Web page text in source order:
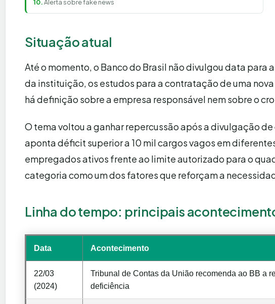
Alerta sobre fake news
Situação atual
Até o momento, o Banco do Brasil não divulgou data
da instituição, os estudos para a contratação de uma
há definição sobre a empresa responsável nem sobre o
O tema voltou a ganhar repercussão após a divulgação
aponta déficit superior a 10 mil cargos vagos em
empregados ativos frente ao limite autorizado para o
categoria como um dos fatores que reforçam a
Linha do tempo: principais
Data Acontecimento
22/03
(2024)
Tribunal de Contas da União recomenda ao BB a
deficiência